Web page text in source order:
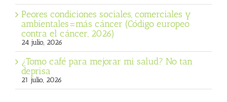
Peores condiciones sociales, comerciales y
ambientales=más cáncer (Código europeo
contra el cáncer, 2026)
24 julio, 2026
¿Tomo café para mejorar mi salud? No tan
deprisa
21 julio, 2026